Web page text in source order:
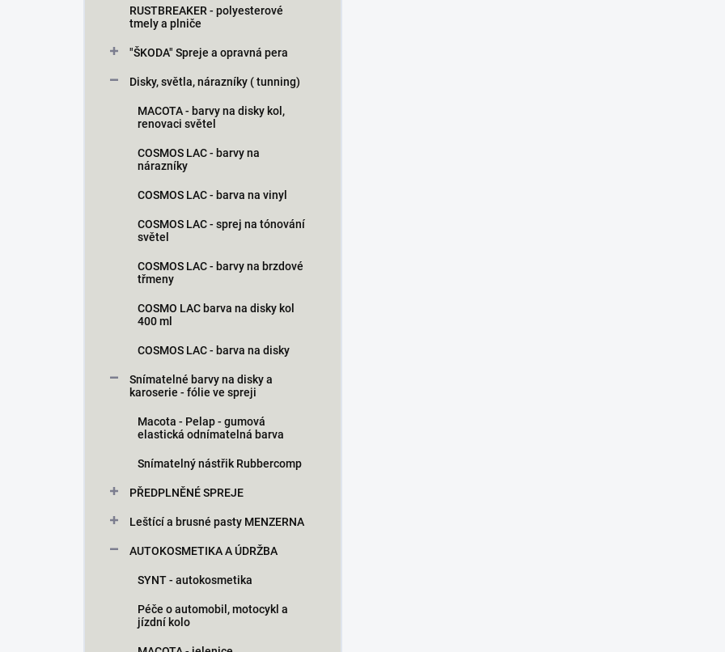
RUSTBREAKER - polyesterové
tmely a plniče
"ŠKODA" Spreje a opravná pera
Disky, světla, nárazníky ( tunning)
MACOTA - barvy na disky kol,
renovaci světel
COSMOS LAC - barvy na
nárazníky
COSMOS LAC - barva na vinyl
COSMOS LAC - sprej na tónování
světel
COSMOS LAC - barvy na brzdové
třmeny
COSMO LAC barva na disky kol
400 ml
COSMOS LAC - barva na disky
Snímatelné barvy na disky a
karoserie - fólie ve spreji
Macota - Pelap - gumová
elastická odnímatelná barva
Snímatelný nástřik Rubbercomp
PŘEDPLNĚNÉ SPREJE
Leštící a brusné pasty MENZERNA
AUTOKOSMETIKA A ÚDRŽBA
SYNT - autokosmetika
Péče o automobil, motocykl a
jízdní kolo